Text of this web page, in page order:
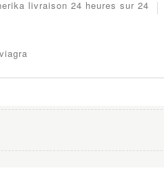
livraison 24 heures sur 24